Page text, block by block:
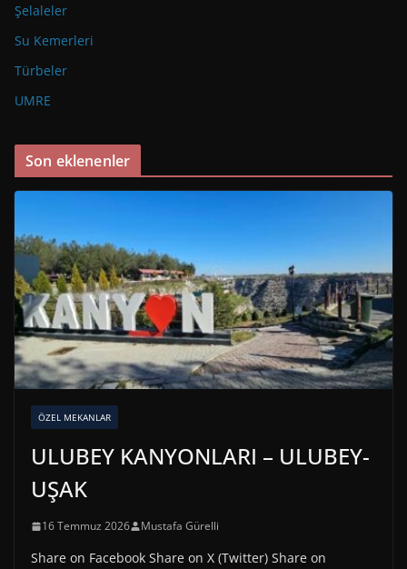
Şelaleler
Su Kemerleri
Türbeler
UMRE
Son eklenenler
ÖZEL MEKANLAR
ULUBEY KANYONLARI – ULUBEY-
UŞAK
16 Temmuz 2026 Mustafa Gürelli
Share on Facebook Share on X (Twitter) Share on